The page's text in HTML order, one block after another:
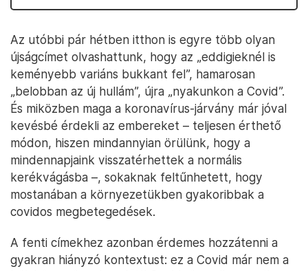
Az utóbbi pár hétben itthon is egyre több olyan
újságcímet olvashattunk, hogy az „eddigieknél is
keményebb variáns bukkant fel”, hamarosan
„belobban az új hullám”, újra „nyakunkon a Covid”.
És miközben maga a koronavírus-járvány már jóval
kevésbé érdekli az embereket – teljesen érthető
módon, hiszen mindannyian örülünk, hogy a
mindennapjaink visszatérhettek a normális
kerékvágásba –, sokaknak feltűnhetett, hogy
mostanában a környezetükben gyakoribbak a
covidos megbetegedések.
A fenti címekhez azonban érdemes hozzátenni a
gyakran hiányzó kontextust: ez a Covid már nem a